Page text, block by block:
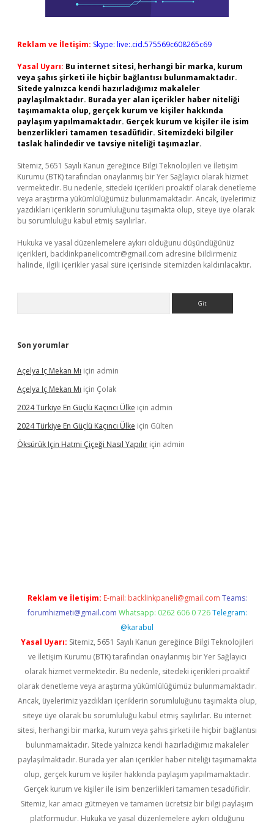
Reklam ve İletişim: Skype: live:.cid.575569c608265c69
Yasal Uyarı: Bu internet sitesi, herhangi bir marka, kurum
veya şahıs şirketi ile hiçbir bağlantısı bulunmamaktadır.
Sitede yalnızca kendi hazırladığımız makaleler
paylaşılmaktadır. Burada yer alan içerikler haber niteliği
taşımamakta olup, gerçek kurum ve kişiler hakkında
paylaşım yapılmamaktadır. Gerçek kurum ve kişiler ile isim
benzerlikleri tamamen tesadüfidir. Sitemizdeki bilgiler
taslak halindedir ve tavsiye niteliği taşımazlar.
Sitemiz, 5651 Sayılı Kanun gereğince Bilgi Teknolojileri ve İletişim
Kurumu (BTK) tarafından onaylanmış bir Yer Sağlayıcı olarak hizmet
vermektedir. Bu nedenle, sitedeki içerikleri proaktif olarak denetleme
veya araştırma yükümlülüğümüz bulunmamaktadır. Ancak, üyelerimiz
yazdıkları içeriklerin sorumluluğunu taşımakta olup, siteye üye olarak
bu sorumluluğu kabul etmiş sayılırlar.
Hukuka ve yasal düzenlemelere aykırı olduğunu düşündüğünüz
içerikleri, backlinkpanelicomtr@gmail.com adresine bildirmeniz
halinde, ilgili içerikler yasal süre içerisinde sitemizden kaldırılacaktır.
Son yorumlar
Açelya Iç Mekan Mı için admin
Açelya Iç Mekan Mı için Çolak
2024 Türkiye En Güçlü Kaçıncı Ülke için admin
2024 Türkiye En Güçlü Kaçıncı Ülke için Gülten
Öksürük Için Hatmi Çiçeği Nasıl Yapılır için admin
Reklam ve İletişim: E-mail: backlinkpaneli@gmail.com Teams:
forumhizmeti@gmail.com Whatsapp: 0262 606 0 726 Telegram:
@karabul
Yasal Uyarı: Sitemiz, 5651 Sayılı Kanun gereğince Bilgi Teknolojileri
ve İletişim Kurumu (BTK) tarafından onaylanmış bir Yer Sağlayıcı
olarak hizmet vermektedir. Bu nedenle, sitedeki içerikleri proaktif
olarak denetleme veya araştırma yükümlülüğümüz bulunmamaktadır.
Ancak, üyelerimiz yazdıkları içeriklerin sorumluluğunu taşımakta olup,
siteye üye olarak bu sorumluluğu kabul etmiş sayılırlar. Bu internet
sitesi, herhangi bir marka, kurum veya şahıs şirketi ile hiçbir bağlantısı
bulunmamaktadır. Sitede yalnızca kendi hazırladığımız makaleler
paylaşılmaktadır. Burada yer alan içerikler haber niteliği taşımamakta
olup, gerçek kurum ve kişiler hakkında paylaşım yapılmamaktadır.
Gerçek kurum ve kişiler ile isim benzerlikleri tamamen tesadüfidir.
Sitemiz, kar amacı gütmeyen ve tamamen ücretsiz bir bilgi paylaşım
platformudur. Hukuka ve yasal düzenlemelere aykırı olduğunu